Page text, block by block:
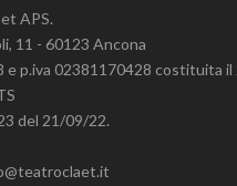
APS.
11 - 60123 Ancona
e p.iva 02381170428 costituita
del 21/09/22.